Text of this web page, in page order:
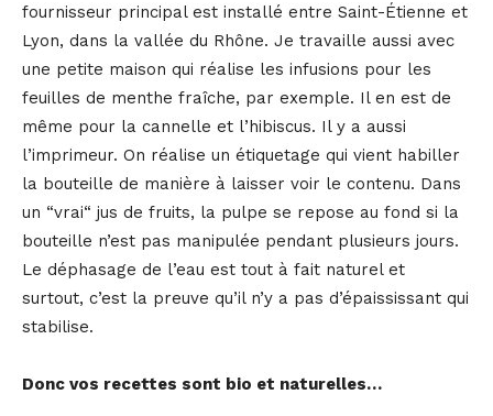
fournisseur principal est installé entre Saint-Étienne et
Lyon, dans la vallée du Rhône. Je travaille aussi avec
une petite maison qui réalise les infusions pour les
feuilles de menthe fraîche, par exemple. Il en est de
même pour la cannelle et l’hibiscus. Il y a aussi
l’imprimeur. On réalise un étiquetage qui vient habiller
la bouteille de manière à laisser voir le contenu. Dans
un “vrai“ jus de fruits, la pulpe se repose au fond si la
bouteille n’est pas manipulée pendant plusieurs jours.
Le déphasage de l’eau est tout à fait naturel et
surtout, c’est la preuve qu’il n’y a pas d’épaississant qui
stabilise.
Donc vos recettes sont bio et naturelles…